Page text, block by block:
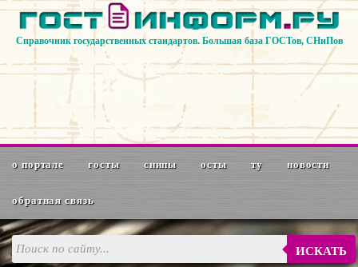
Справочник государственных стандартов. Большая база ГОСТов, СНиПов
о портале госты снипы осты ту новости
обратная связь
ИСКАТЬ